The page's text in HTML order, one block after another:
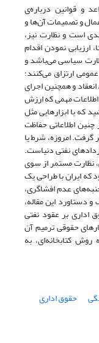
و قوانین درباره‌ی
و تصمیمات آن‌ها و
است و نظارت نیز،
نمودن اقدام
سیاسی می‌باشد و
ارتزاق می‌کنند؛
و همچنین اجرای
مهمی که ارزش
که با ابزارهایی مثل
اطلاعاتی حفاظت
گرفت. امروزه، شرط یا
نفتی دنیاست.
نظارت مستمر از سوی
که ایران با طراحی یک
عدم افشاگری،
دستاورد این مقاله،
اداری بر عقود نفتی
حقوقی ترمیم آن
کتابخانه‌ای، به
حقوق اداری